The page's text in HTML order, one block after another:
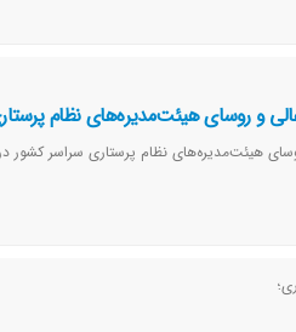
و روسای هیئت‌مدیره‌های نظام
هیئت‌مدیره‌های نظام پرستاری سراسر کشور